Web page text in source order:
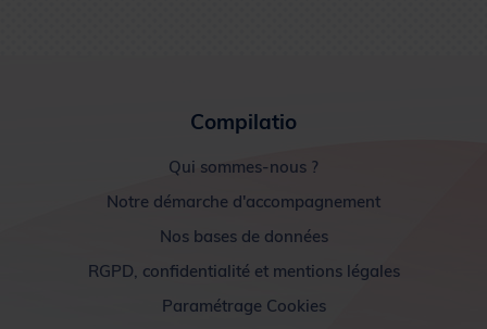
Compilatio
Qui sommes-nous ?
Notre démarche d'accompagnement
Nos bases de données
RGPD, confidentialité et mentions légales
Paramétrage Cookies